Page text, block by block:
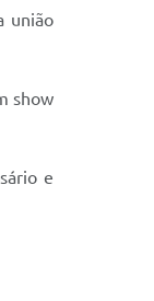
união
show
e